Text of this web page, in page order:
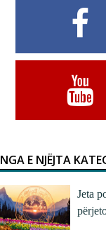
NGA E NJËJTA
Jeta